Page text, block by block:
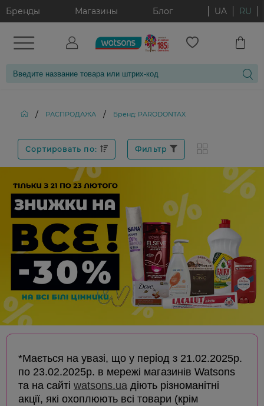
Бренды Магазины Блог UA RU
/ РАСПРОДАЖА / Бренд: PARODONTAX
Сортировать по: Фильтр
*Мається на увазі, що у період з 21.02.2025р.
по 23.02.2025р. в мережі магазинів Watsons
та на сайті watsons.ua діють різноманітні
акції, які охоплюють всі товари (крім